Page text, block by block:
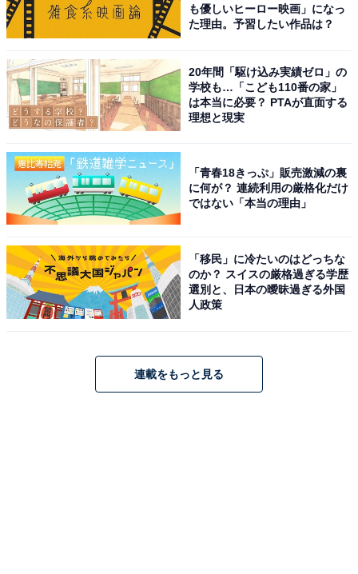
「MRO-F6CA」
ハイアール「MRO-F6CA」
も優しいヒーロー映画」になっ
た理由。予習したい作品は？
20年間「駆け込み実績ゼロ」の
学校も…「こども110番の家」
は本当に必要？ PTAが直面する
理想と現実
「青春18きっぷ」販売激減の裏
に何が？ 連続利用の厳格化だけ
ではない「本当の理由」
「移民」に冷たいのはどっちな
のか？ スイスの厳格過ぎる学歴
選別と、日本の曖昧過ぎる外国
人政策
連載をもっと見る